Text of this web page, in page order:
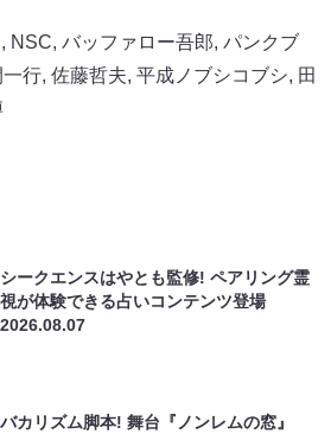
, NSC, バッファロー吾郎, パンクブ
行, 佐藤哲夫, 平成ノブシコブシ, 田
シークエンスはやとも監修! ペアリング霊
視が体験できる占いコンテンツ登場
2026.08.07
バカリズム脚本! 舞台『ノンレムの窓』